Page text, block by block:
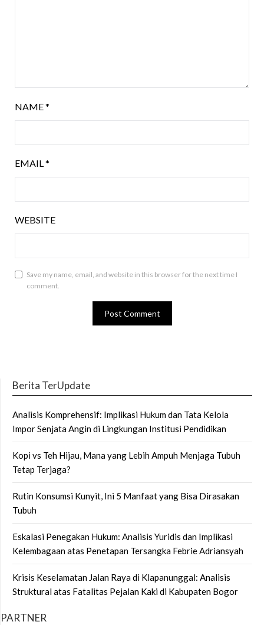
NAME*
EMAIL*
WEBSITE
Save my name, email, and website in this browser for the next time I
comment.
Berita TerUpdate
Analisis Komprehensif: Implikasi Hukum dan Tata Kelola
Impor Senjata Angin di Lingkungan Institusi Pendidikan
Kopi vs Teh Hijau, Mana yang Lebih Ampuh Menjaga Tubuh
Tetap Terjaga?
Rutin Konsumsi Kunyit, Ini 5 Manfaat yang Bisa Dirasakan
Tubuh
Eskalasi Penegakan Hukum: Analisis Yuridis dan Implikasi
Kelembagaan atas Penetapan Tersangka Febrie Adriansyah
Krisis Keselamatan Jalan Raya di Klapanunggal: Analisis
Struktural atas Fatalitas Pejalan Kaki di Kabupaten Bogor
PARTNER